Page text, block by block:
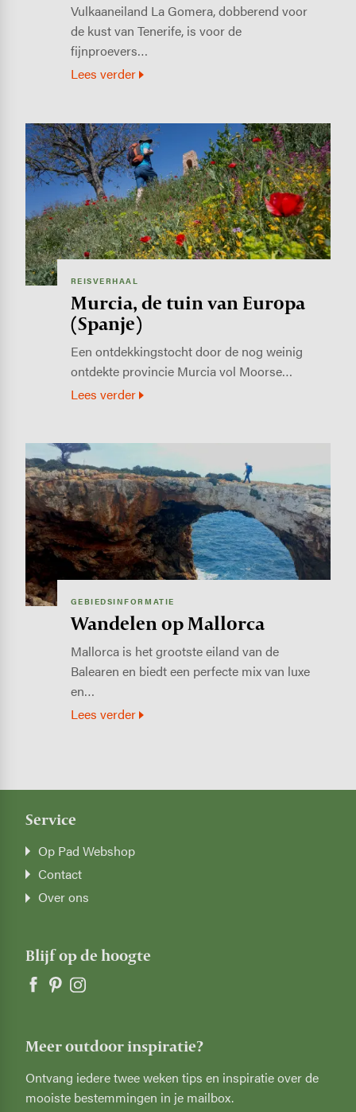
Vulkaaneiland La Gomera, dobberend voor
de kust van Tenerife, is voor de
fijnproevers…
Lees verder
Image
REISVERHAAL
Murcia, de tuin van Europa
(Spanje)
Een ontdekkingstocht door de nog weinig
ontdekte provincie Murcia vol Moorse…
Lees verder
Image
GEBIEDSINFORMATIE
Wandelen op Mallorca
Mallorca is het grootste eiland van de
Balearen en biedt een perfecte mix van luxe
en…
Lees verder
Service
Op Pad Webshop
Contact
Over ons
Blijf op de hoogte
Meer outdoor inspiratie?
Ontvang iedere twee weken tips en inspiratie over de
mooiste bestemmingen in je mailbox.